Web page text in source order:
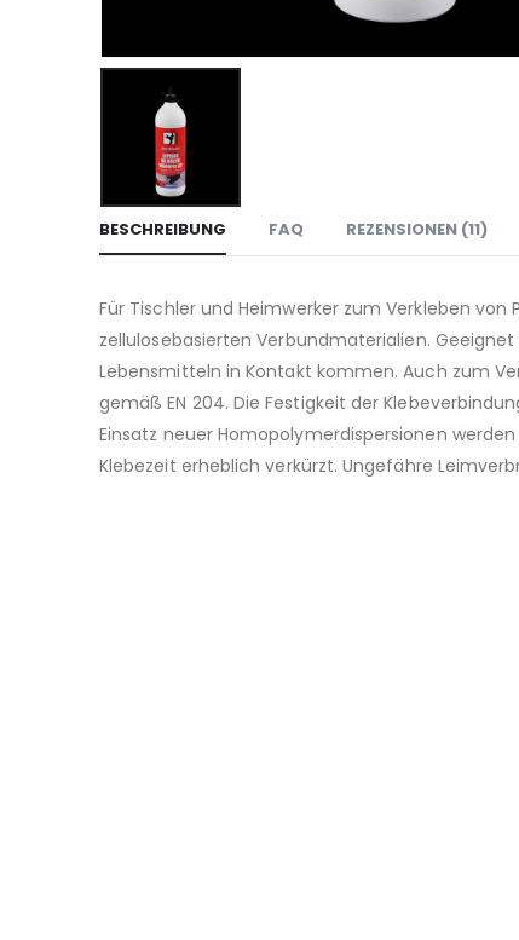
BESCHREIBUNG FAQ REZENSIONEN (11)
Für Tischler und Heimwerker zum Verkleben
zellulosebasierten Verbundmaterialien.
Lebensmitteln in Kontakt kommen. Auch zum
gemäß EN 204. Die Festigkeit der
Einsatz neuer Homopolymerdispersionen
Klebezeit erheblich verkürzt. Ungefähre